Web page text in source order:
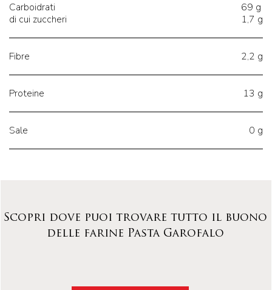
Carboidrati
di cui zuccheri
69 g
1,7 g
Fibre 2,2 g
Proteine 13 g
Sale 0 g
Scopri dove puoi trovare tutto il buono
delle farine Pasta Garofalo